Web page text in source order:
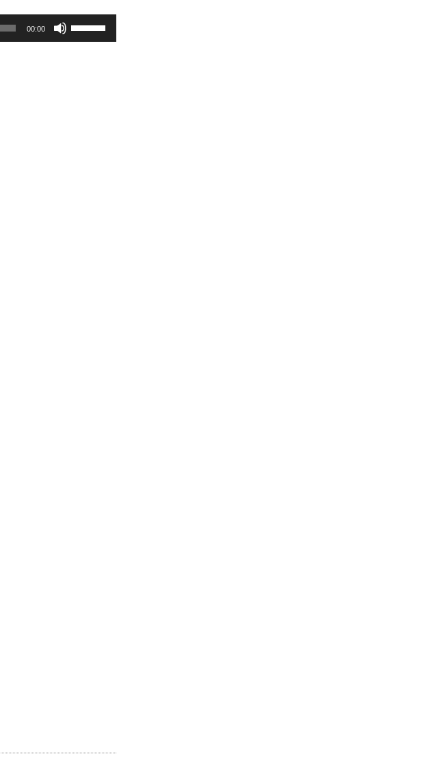
00:00